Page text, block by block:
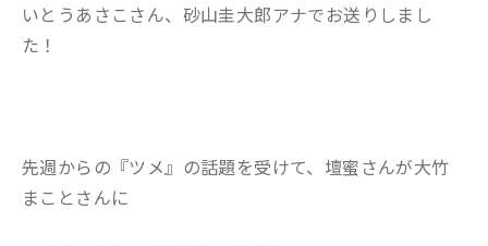
いとうあさこさん、砂山圭大郎アナでお送りしまし
た！
先週からの『ツメ』の話題を受けて、壇蜜さんが大竹
まことさんに